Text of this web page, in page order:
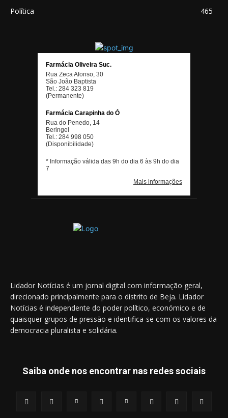
Política
465
Lidador Notícias é um jornal digital com informação geral,
direcionado principalmente para o distrito de Beja. Lidador
Notícias é independente do poder político, económico e de
quaisquer grupos de pressão e identifica-se com os valores da
democracia pluralista e solidária.
Saiba onde nos encontrar nas redes sociais